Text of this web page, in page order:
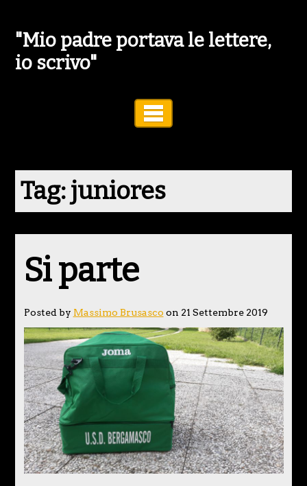
"Mio padre portava le lettere,
io scrivo"
Tag:juniores
Si parte
Posted by Massimo Brusasco on 21 Settembre 2019